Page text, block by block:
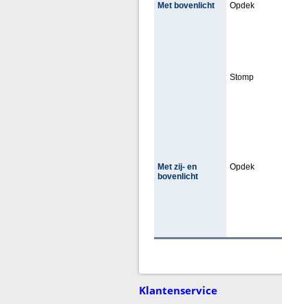
Met bovenlicht Opdek
Stomp
Met zij- en
bovenlicht
Opdek
Klantenservice